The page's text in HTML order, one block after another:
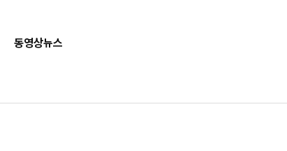
동영상뉴스